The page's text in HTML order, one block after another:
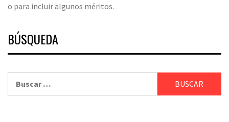
o para incluir algunos méritos.
BÚSQUEDA